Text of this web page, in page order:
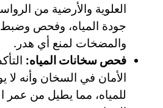
العلوية والأرضية من
جودة المياه، وفحص وضبط
والمضخات لمنع أي هدر.
فحص سخانات المياه:
الأمان في السخان وأنه
للمياه، مما يطيل من عمر